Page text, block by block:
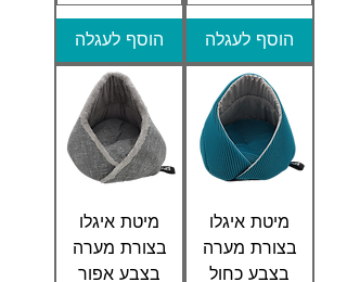
הוסף לעגלה הוסף לעגלה
מיטת איגלו
בצורת מערה
בצבע כחול
מיטת איגלו
בצורת מערה
בצבע אפור